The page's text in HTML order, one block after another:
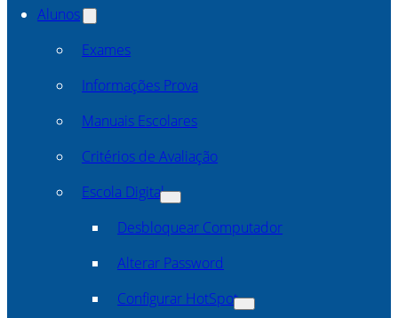
Alunos
Exames
Informações Prova
Manuais Escolares
Critérios de Avaliação
Escola Digital
Desbloquear Computador
Alterar Password
Configurar HotSpot